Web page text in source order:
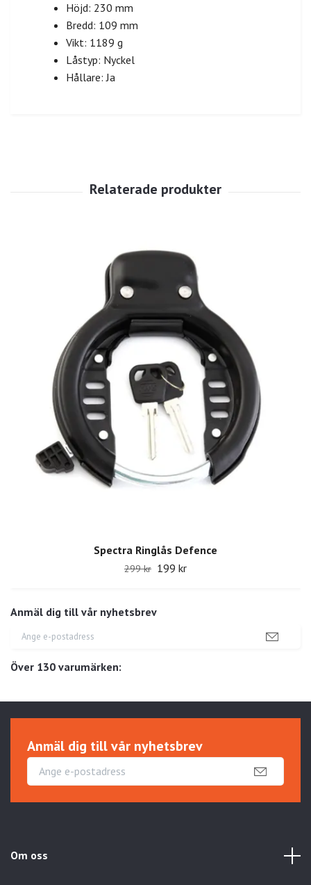
Anmäl dig till vår nyhetsbrev
Över 130 varumärken:
Höjd: 230 mm
Bredd: 109 mm
Vikt: 1189 g
Låstyp: Nyckel
Hållare: Ja
Spectra Ringlås Defence
299 kr 199 kr
Anmäl dig till vår nyhetsbrev
Om oss